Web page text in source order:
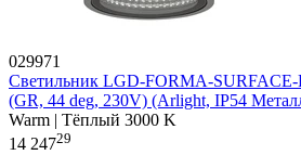
029971
Светильник LGD-FORMA-SURFACE-
(GR, 44 deg, 230V) (Arlight, IP54
Warm | Тёплый 3000 K
14 24729